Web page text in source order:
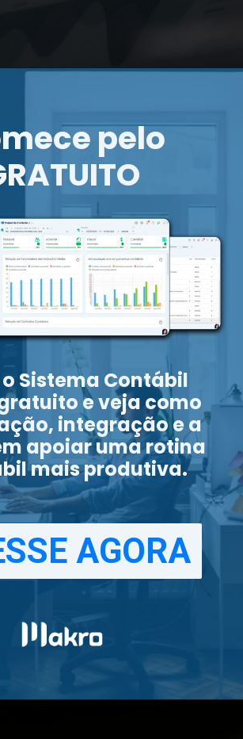
Sistema Contábil
e veja como
integração e a
apoiar uma rotina
mais produtiva.
AGORA
AGORA
pelo